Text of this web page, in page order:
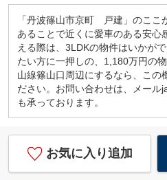
「丹波篠山市京町 戸建」のここ
あることで近くに愛車のある安心
える際は、3LDKの物件はいかが
たい方に一押しの、1,180万円の
山線篠山口周辺にするなら、この
ださい。お問い合わせは、メール
も承っております。
お気に入り追加